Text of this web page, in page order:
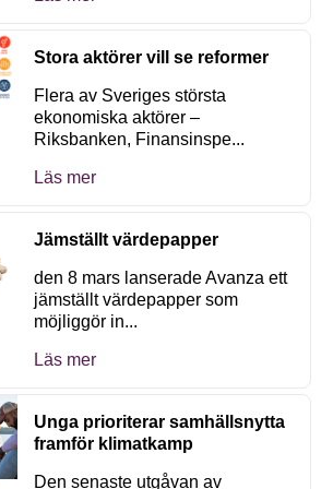
Stora aktörer vill se reformer
Flera av Sveriges största
ekonomiska aktörer –
Riksbanken, Finansinspe...
Läs mer
Jämställt värdepapper
den 8 mars lanserade Avanza ett
jämställt värdepapper som
möjliggör in...
Läs mer
Unga prioriterar samhällsnytta
framför klimatkamp
Den senaste utgåvan av